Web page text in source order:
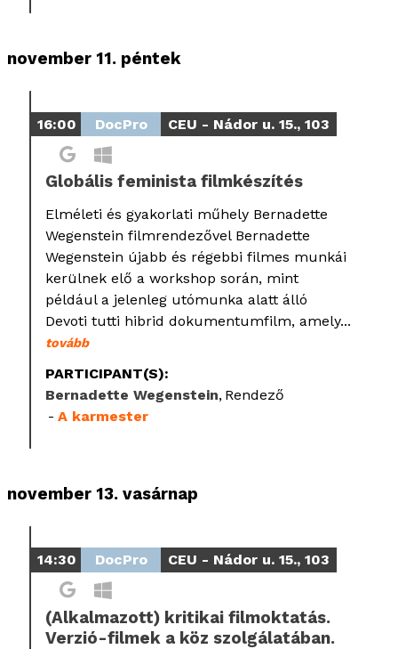
november 11. péntek
16:00 DocPro CEU - Nádor u. 15., 103
Globális feminista filmkészítés
Elméleti és gyakorlati műhely Bernadette
Wegenstein filmrendezővel Bernadette
Wegenstein újabb és régebbi filmes munkái
kerülnek elő a workshop során, mint
például a jelenleg utómunka alatt álló
Devoti tutti hibrid dokumentumfilm, amely...
tovább
PARTICIPANT(S):
Bernadette Wegenstein Rendező
A karmester
november 13. vasárnap
14:30 DocPro CEU - Nádor u. 15., 103
(Alkalmazott) kritikai filmoktatás.
Verzió-filmek a köz szolgálatában.